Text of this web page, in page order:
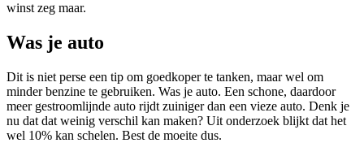
winst zeg maar.
Was je auto
Dit is niet perse een tip om goedkoper te tanken, maar wel om
minder benzine te gebruiken. Was je auto. Een schone, daardoor
meer gestroomlijnde auto rijdt zuiniger dan een vieze auto. Denk je
nu dat dat weinig verschil kan maken? Uit onderzoek blijkt dat het
wel 10% kan schelen. Best de moeite dus.